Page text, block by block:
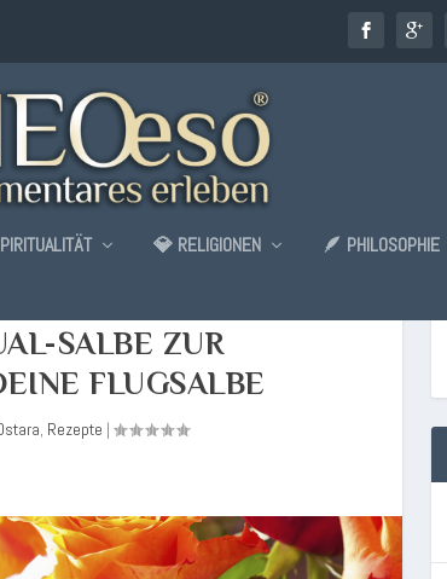
💎 RELIGIONEN 🪶 PHILOSOPHIE
SALBE ZUR
FLUGSALBE
, Rezepte |